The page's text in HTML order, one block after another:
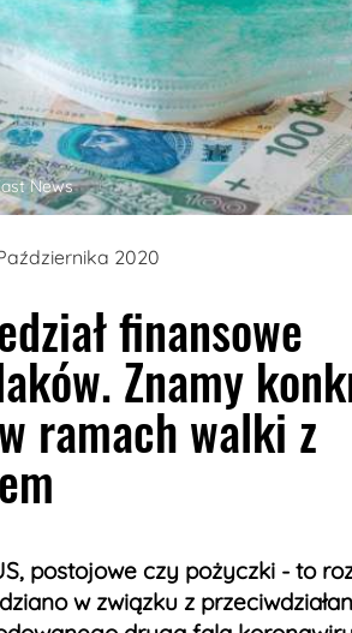
News
2020
finansowe
Znamy
ramach walki z
postojowe czy pożyczki - to
w związku z